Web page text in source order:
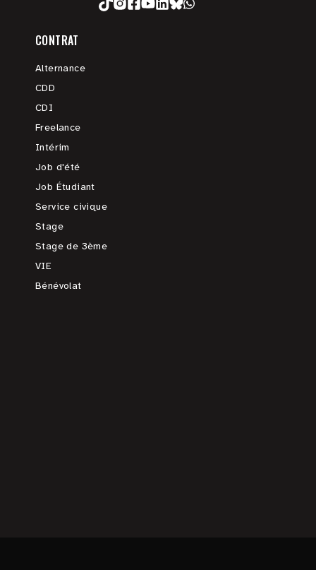
CONTRAT
Alternance
CDD
CDI
Freelance
Intérim
Job d'été
Job Étudiant
Service civique
Stage
Stage de 3ème
VIE
Bénévolat